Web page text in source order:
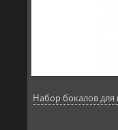
Набор бокалов для